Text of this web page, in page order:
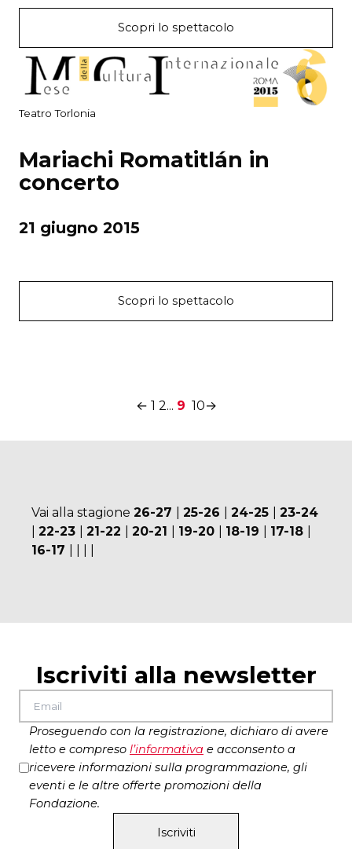
Scopri lo spettacolo
Teatro Torlonia
Mariachi Romatitlán in
concerto
21 giugno 2015
Scopri lo spettacolo
← 1 2... 9 10→
Vai alla stagione 26-27 25-26 24-25
23-24
22-23 21-22 20-21 19-20 18-19 17-18
16-17
Iscriviti alla newsletter
Proseguendo con la registrazione, dichiaro di avere
letto e compreso l’informativa e acconsento a
ricevere informazioni sulla programmazione, gli
eventi e le altre offerte promozioni della
Fondazione.
Iscriviti